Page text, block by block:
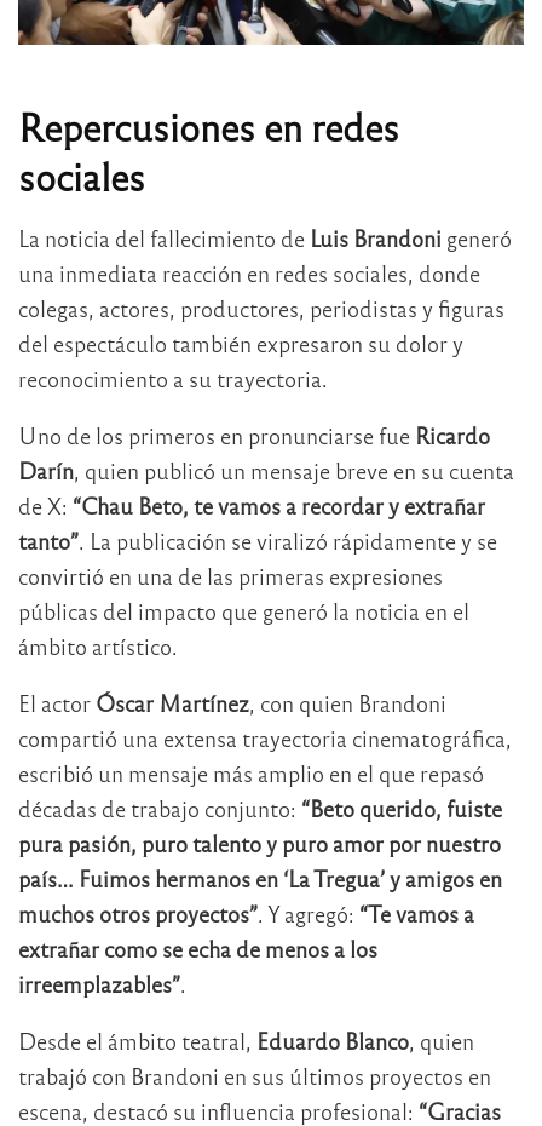
Repercusiones en redes
sociales
La noticia del fallecimiento de Luis Brandoni generó
una inmediata reacción en redes sociales, donde
colegas, actores, productores, periodistas y figuras
del espectáculo también expresaron su dolor y
reconocimiento a su trayectoria.
Uno de los primeros en pronunciarse fue Ricardo
Darín, quien publicó un mensaje breve en su cuenta
de X: “Chau Beto, te vamos a recordar y extrañar
tanto”. La publicación se viralizó rápidamente y se
convirtió en una de las primeras expresiones
públicas del impacto que generó la noticia en el
ámbito artístico.
El actor Óscar Martínez, con quien Brandoni
compartió una extensa trayectoria cinematográfica,
escribió un mensaje más amplio en el que repasó
décadas de trabajo conjunto: “Beto querido, fuiste
pura pasión, puro talento y puro amor por nuestro
país… Fuimos hermanos en ‘La Tregua’ y amigos en
muchos otros proyectos”. Y agregó: “Te vamos a
extrañar como se echa de menos a los
irreemplazables”.
Desde el ámbito teatral, Eduardo Blanco, quien
trabajó con Brandoni en sus últimos proyectos en
escena, destacó su influencia profesional: “Gracias